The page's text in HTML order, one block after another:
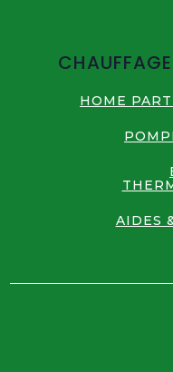
HOME
AIDES